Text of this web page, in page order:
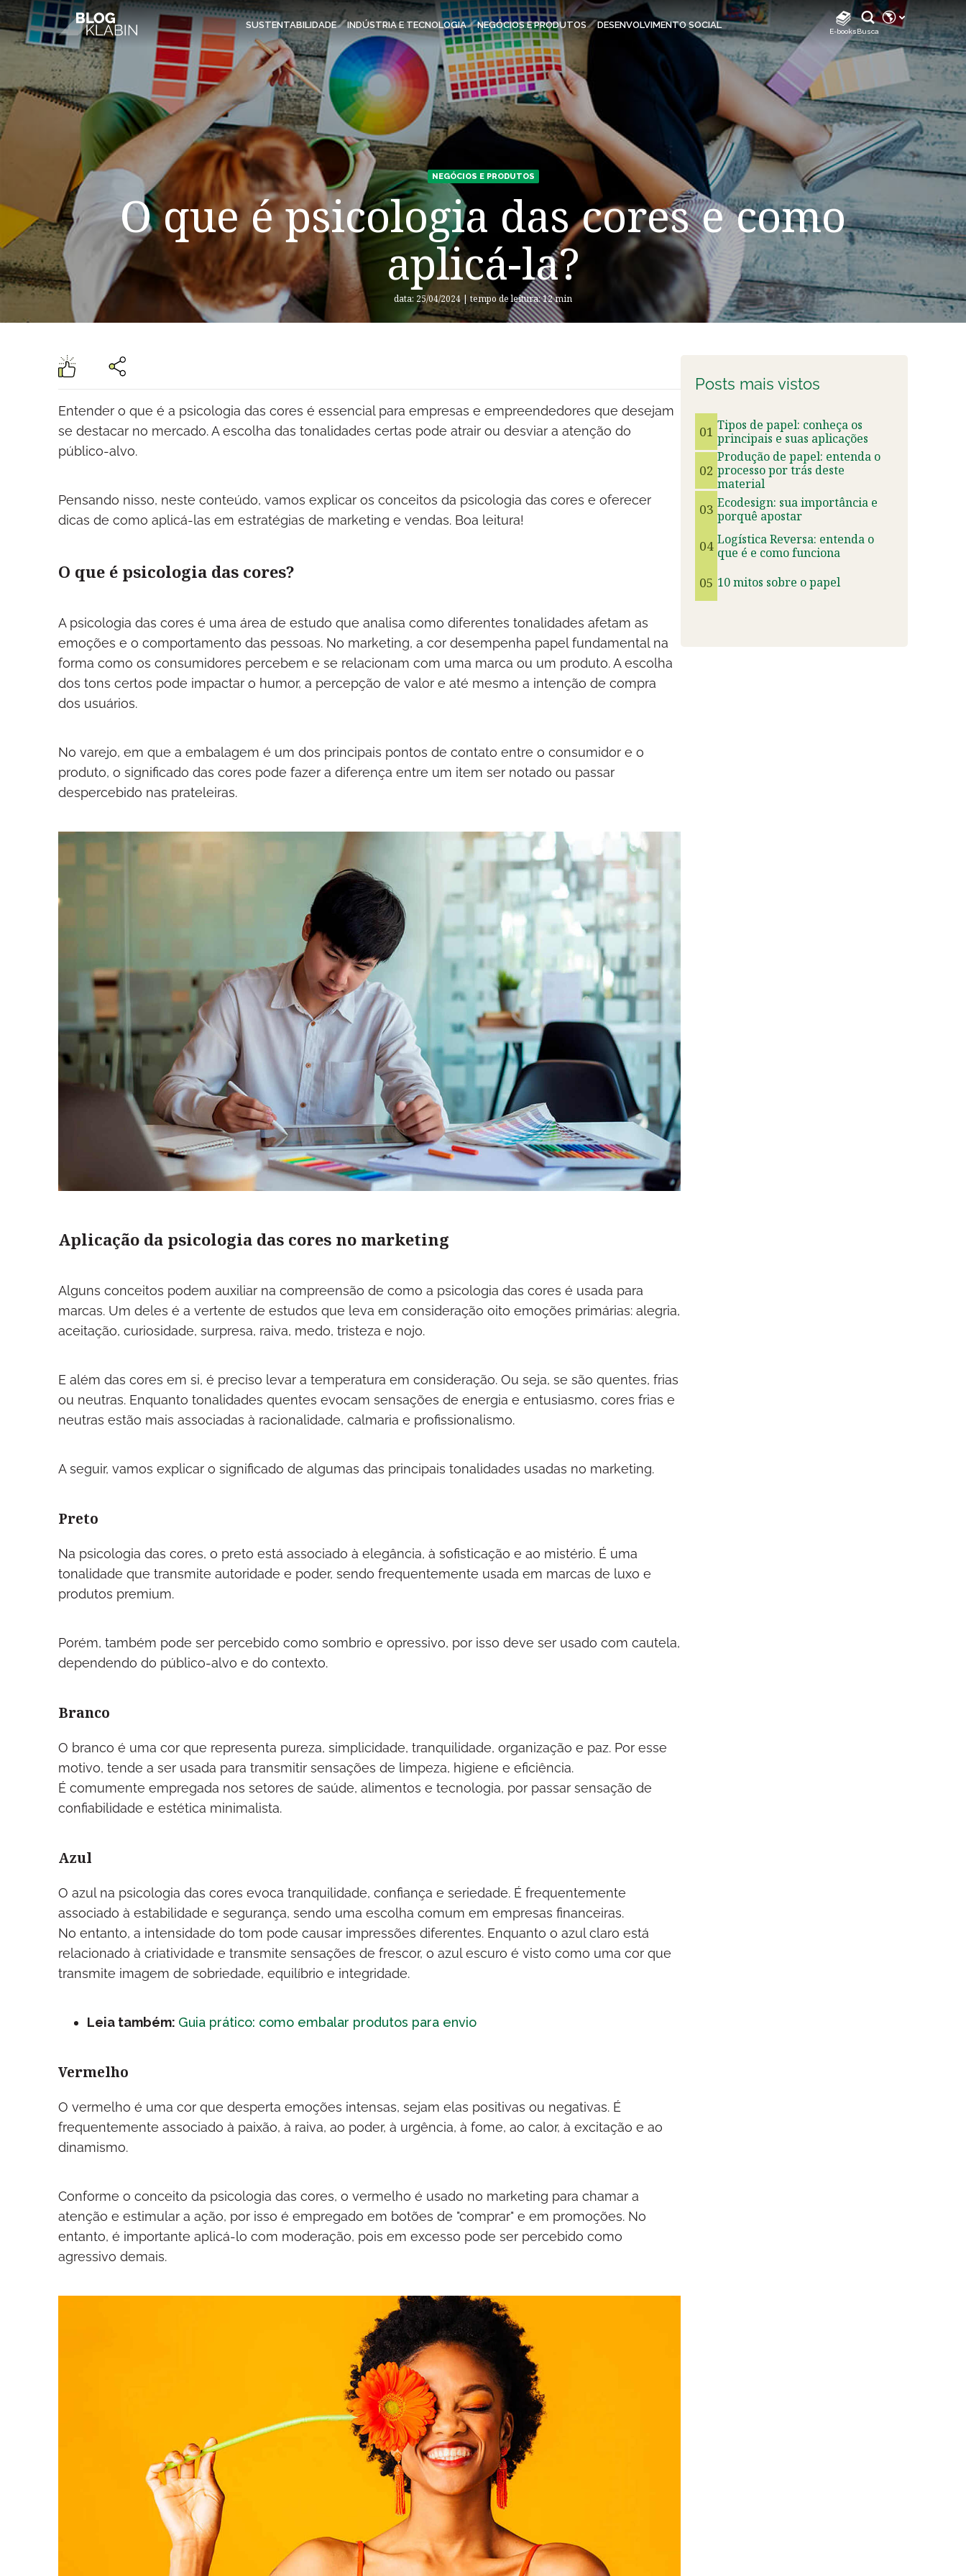
Pular para o Conteúdo principal
SUSTENTABILIDADE INDÚSTRIA E TECNOLOGIA NEGÓCIOS E PRODUTOS DESENVOLVIMENTO SOCIAL
E-booksBusca
ESPAÇOS KLABIN
Carreiras
Relatório de Sustentabilidade
Parque Ecológico Klabin
Eukaliner
Plante com a Klabin
Klabin ForYou
Relações com Investidores
Todas Florestas Importam
Programa Caiubi
Inova Klabin
REDES SOCIAIS
Instagram
Instagram Biodiverdidade
Instagram Klabin For You
TikTok
Facebook
LinkedIn
Facebook Klabin For You
YouTube
Spotify
NEGÓCIOS E PRODUTOS
O que é psicologia das cores e como
aplicá-la?
data: 25/04/2024 | tempo de leitura: 12 min
Entender o que é a psicologia das cores é essencial para empresas e empreendedores que desejam
se destacar no mercado. A escolha das tonalidades certas pode atrair ou desviar a atenção do
público-alvo.
Pensando nisso, neste conteúdo, vamos explicar os conceitos da psicologia das cores e oferecer
dicas de como aplicá-las em estratégias de marketing e vendas. Boa leitura!
O que é psicologia das cores?
A psicologia das cores é uma área de estudo que analisa como diferentes tonalidades afetam as
emoções e o comportamento das pessoas. No marketing, a cor desempenha papel fundamental na
forma como os consumidores percebem e se relacionam com uma marca ou um produto. A escolha
dos tons certos pode impactar o humor, a percepção de valor e até mesmo a intenção de compra
dos usuários.
No varejo, em que a embalagem é um dos principais pontos de contato entre o consumidor e o
produto, o significado das cores pode fazer a diferença entre um item ser notado ou passar
despercebido nas prateleiras.
Aplicação da psicologia das cores no marketing
Alguns conceitos podem auxiliar na compreensão de como a psicologia das cores é usada para
marcas. Um deles é a vertente de estudos que leva em consideração oito emoções primárias: alegria,
aceitação, curiosidade, surpresa, raiva, medo, tristeza e nojo.
E além das cores em si, é preciso levar a temperatura em consideração. Ou seja, se são quentes, frias
ou neutras. Enquanto tonalidades quentes evocam sensações de energia e entusiasmo, cores frias e
neutras estão mais associadas à racionalidade, calmaria e profissionalismo.
A seguir, vamos explicar o significado de algumas das principais tonalidades usadas no marketing.
Preto
Na psicologia das cores, o preto está associado à elegância, à sofisticação e ao mistério. É uma
tonalidade que transmite autoridade e poder, sendo frequentemente usada em marcas de luxo e
produtos premium.
Porém, também pode ser percebido como sombrio e opressivo, por isso deve ser usado com cautela,
dependendo do público-alvo e do contexto.
Branco
O branco é uma cor que representa pureza, simplicidade, tranquilidade, organização e paz. Por esse
motivo, tende a ser usada para transmitir sensações de limpeza, higiene e eficiência.
É comumente empregada nos setores de saúde, alimentos e tecnologia, por passar sensação de
confiabilidade e estética minimalista.
Azul
O azul na psicologia das cores evoca tranquilidade, confiança e seriedade. É frequentemente
associado à estabilidade e segurança, sendo uma escolha comum em empresas financeiras.
No entanto, a intensidade do tom pode causar impressões diferentes. Enquanto o azul claro está
relacionado à criatividade e transmite sensações de frescor, o azul escuro é visto como uma cor que
transmite imagem de sobriedade, equilíbrio e integridade.
Leia também: Guia prático: como embalar produtos para envio
Vermelho
O vermelho é uma cor que desperta emoções intensas, sejam elas positivas ou negativas. É
frequentemente associado à paixão, à raiva, ao poder, à urgência, à fome, ao calor, à excitação e ao
dinamismo.
Conforme o conceito da psicologia das cores, o vermelho é usado no marketing para chamar a
atenção e estimular a ação, por isso é empregado em botões de "comprar" e em promoções. No
entanto, é importante aplicá-lo com moderação, pois em excesso pode ser percebido como
agressivo demais.
Posts mais vistos
01 Tipos de papel: conheça os
principais e suas aplicações
02
Produção de papel: entenda o
processo por trás deste
material
03 Ecodesign: sua importância e
porquê apostar
04 Logística Reversa: entenda o
que é e como funciona
05 10 mitos sobre o papel